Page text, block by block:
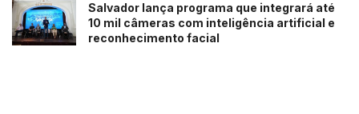
Salvador lança programa que integrará até
10 mil câmeras com inteligência artificial e
reconhecimento facial